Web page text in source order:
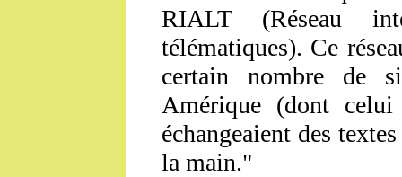
RIALT (Réseau
télématiques). Ce
certain nombre de
Amérique (dont
échangeaient des
la main."